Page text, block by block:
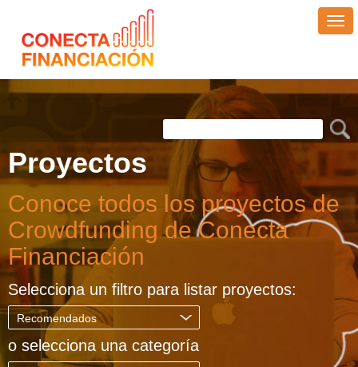
Proyectos
Conoce todos los proyectos de
Crowdfunding de Conecta
Financiación
Selecciona un filtro para listar proyectos:
Recomendados .
o selecciona una categoría